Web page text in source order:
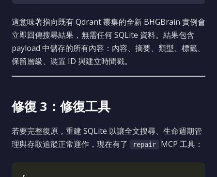
這意味著指向既有 Qdrant 叢集的全新 BHGBrain 實例會
立即回傳搜尋結果，無需任何 SQLite 資料。結果包含
payload 中儲存的所有內容：內容、摘要、類型、標籤、
保留層級、裝置 ID 與建立時間戳。
修復 3：修復工具
若要完整復原，重建 SQLite 以讓全文搜尋、生命週期管
理與存取追蹤正常運作，現在有了
repair MCP 工具：